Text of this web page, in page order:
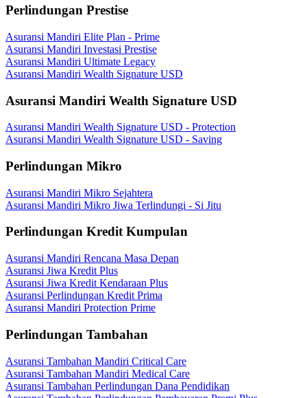
Perlindungan Prestise
Asuransi Mandiri Elite Plan - Prime
Asuransi Mandiri Investasi Prestise
Asuransi Mandiri Ultimate Legacy
Asuransi Mandiri Wealth Signature USD
Asuransi Mandiri Wealth Signature USD
Asuransi Mandiri Wealth Signature USD - Protection
Asuransi Mandiri Wealth Signature USD - Saving
Perlindungan Mikro
Asuransi Mandiri Mikro Sejahtera
Asuransi Mandiri Mikro Jiwa Terlindungi - Si Jitu
Perlindungan Kredit Kumpulan
Asuransi Mandiri Rencana Masa Depan
Asuransi Jiwa Kredit Plus
Asuransi Jiwa Kredit Kendaraan Plus
Asuransi Perlindungan Kredit Prima
Asuransi Mandiri Protection Prime
Perlindungan Tambahan
Asuransi Tambahan Mandiri Critical Care
Asuransi Tambahan Mandiri Medical Care
Asuransi Tambahan Perlindungan Dana Pendidikan